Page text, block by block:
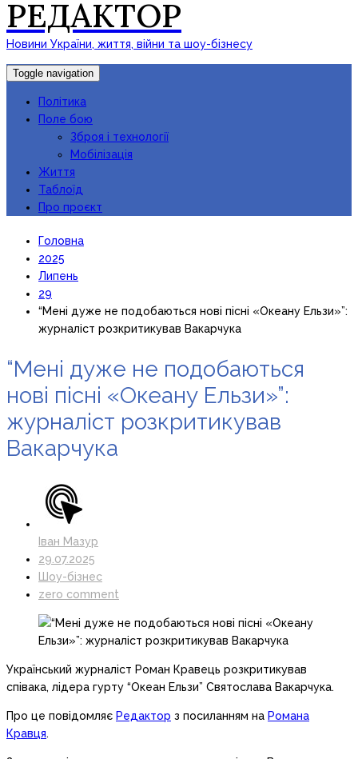
РЕДАКТОР
Новини України, життя, війни та шоу-бізнесу
Toggle navigation
Політика
Поле бою
Зброя і технології
Мобілізація
Життя
Таблоїд
Про проєкт
Головна
2025
Липень
29
“Мені дуже не подобаються нові пісні «Океану Ельзи»”:
журналіст розкритикував Вакарчука
“Мені дуже не подобаються
нові пісні «Океану Ельзи»”:
журналіст розкритикував
Вакарчука
Іван Мазур
29.07.2025
Шоу-бізнес
zero comment
Український журналіст Роман Кравець розкритикував
співака, лідера гурту “Океан Ельзи” Святослава Вакарчука.
Про це повідомляє Редактор з посиланням на Романа
Кравця.